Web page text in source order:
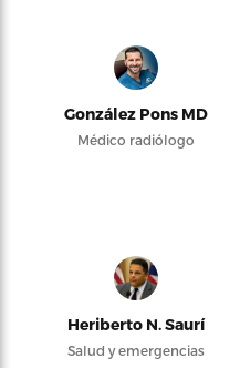
González Pons MD
Médico radiólogo
Heriberto N. Saurí
Salud y emergencias